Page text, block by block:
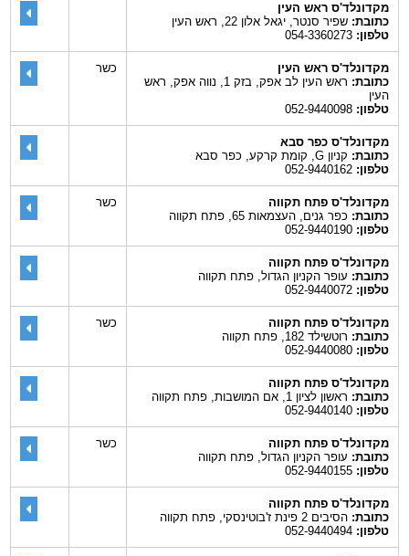
מקדונלד'ס ראש העין
כתובת:שפיר סנטר, יגאל אלון 22, ראש העין
טלפון:054-3360273
מקדונלד'ס ראש העין
כתובת:
ראש העין לב אפק, בזק 1, נווה אפק, ראש
העין
טלפון:052-9440098
כשר
מקדונלד'ס כפר סבא
כתובת:קניון G, קומת קרקע, כפר סבא
טלפון:052-9440162
מקדונלד'ס פתח תקווה
כתובת:כפר גנים, העצמאות 65, פתח תקווה
טלפון:052-9440190
כשר
מקדונלד'ס פתח תקווה
כתובת:עופר הקניון הגדול, פתח תקווה
טלפון:052-9440072
מקדונלד'ס פתח תקווה
כתובת:רוטשילד 182, פתח תקווה
טלפון:052-9440080
כשר
מקדונלד'ס פתח תקווה
כתובת:ראשון לציון 1, אם המושבות, פתח תקווה
טלפון:052-9440140
מקדונלד'ס פתח תקווה
כתובת:עופר הקניון הגדול, פתח תקווה
טלפון:052-9440155
כשר
מקדונלד'ס פתח תקווה
כתובת:הסיבים 2 פינת ז'בוטינסקי, פתח תקווה
טלפון:052-9440494